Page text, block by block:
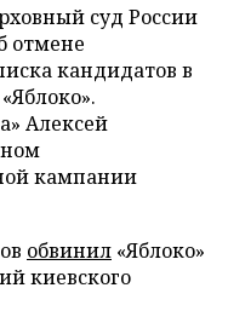
суд России
отмене
кандидатов в
Алексей
кампании
обвинил «Яблоко»
киевского